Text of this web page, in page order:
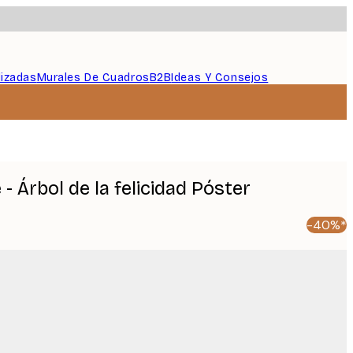
Murales De CuadrosB2BIdeas Y Consejos
- Árbol de la felicidad Póster
-40%*